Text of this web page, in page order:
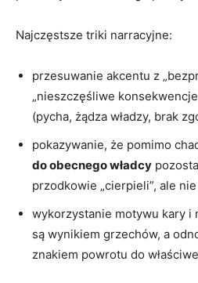
Najczęstsze triki narracyjne:
przesuwanie akcentu z
„nieszczęśliwe
(pycha, żądza władzy, brak
pokazywanie, że pomimo
do obecnego władcy
przodkowie „cierpieli”, ale nie
wykorzystanie motywu kary i
są wynikiem grzechów, a
znakiem powrotu do